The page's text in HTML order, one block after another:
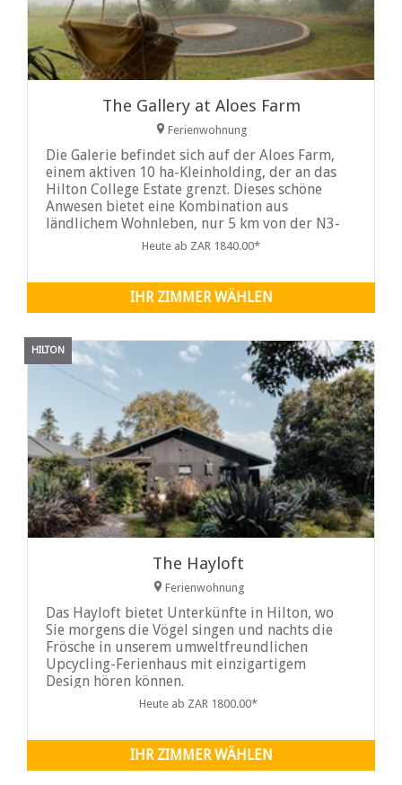
The Gallery at Aloes Farm
Ferienwohnung
Die Galerie befindet sich auf der Aloes Farm,
einem aktiven 10 ha-Kleinholding, der an das
Hilton College Estate grenzt. Dieses schöne
Anwesen bietet eine Kombination aus
ländlichem Wohnleben, nur 5 km von der N3-
Heute ab ZAR 1840.00*
IHR ZIMMER WÄHLEN
HILTON
The Hayloft
Ferienwohnung
Das Hayloft bietet Unterkünfte in Hilton, wo
Sie morgens die Vögel singen und nachts die
Frösche in unserem umweltfreundlichen
Upcycling-Ferienhaus mit einzigartigem
Design hören können.
Heute ab ZAR 1800.00*
IHR ZIMMER WÄHLEN